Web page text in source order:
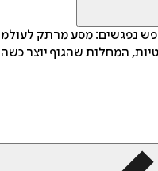
נפגשים: מסע מרתק
המחלות שהגוף יוצר